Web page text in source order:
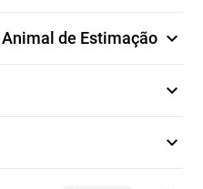
de Estimação expand_more
expand_more
expand_more